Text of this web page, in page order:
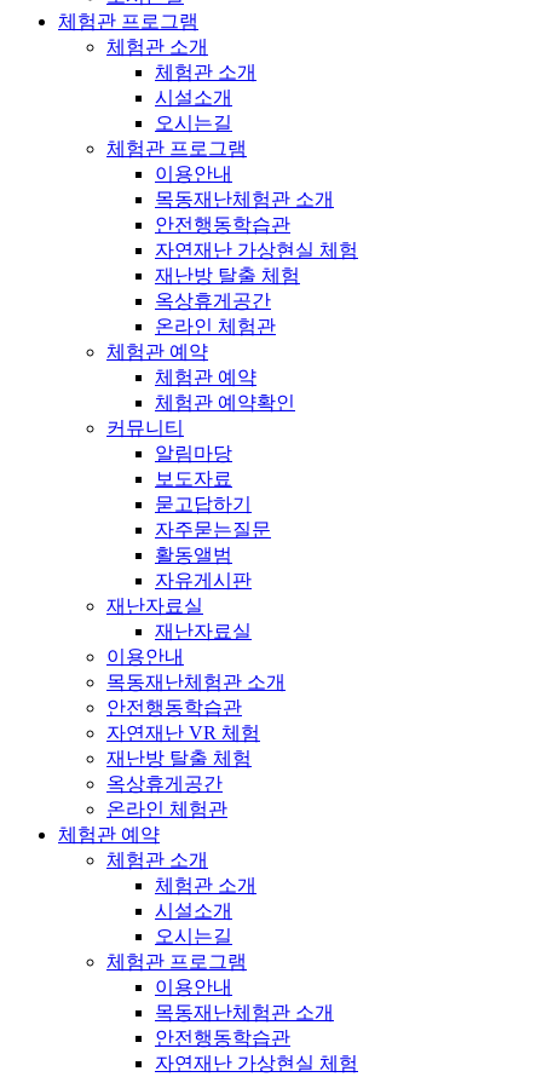
체험관 프로그램
체험관 소개
체험관 소개
시설소개
오시는길
체험관 프로그램
이용안내
목동재난체험관 소개
안전행동학습관
자연재난 가상현실 체험
재난방 탈출 체험
옥상휴게공간
온라인 체험관
체험관 예약
체험관 예약
체험관 예약확인
커뮤니티
알림마당
보도자료
묻고답하기
자주묻는질문
활동앨범
자유게시판
재난자료실
재난자료실
이용안내
목동재난체험관 소개
안전행동학습관
자연재난 VR 체험
재난방 탈출 체험
옥상휴게공간
온라인 체험관
체험관 예약
체험관 소개
체험관 소개
시설소개
오시는길
체험관 프로그램
이용안내
목동재난체험관 소개
안전행동학습관
자연재난 가상현실 체험